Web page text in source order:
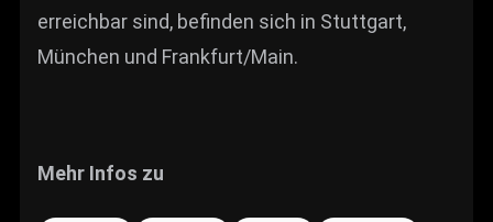
erreichbar sind, befinden sich in Stuttgart,
München und Frankfurt/Main.
Mehr Infos zu